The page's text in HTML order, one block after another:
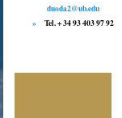
duoda2@ub.edu
Tel.+ 34 93 403 97 92